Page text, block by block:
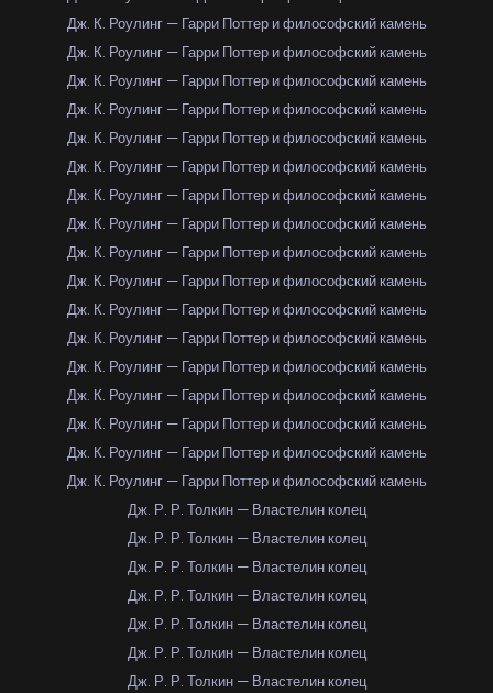
Дж. К. Роулинг — Гарри Поттер и философский камень
Дж. К. Роулинг — Гарри Поттер и философский камень
Дж. К. Роулинг — Гарри Поттер и философский камень
Дж. К. Роулинг — Гарри Поттер и философский камень
Дж. К. Роулинг — Гарри Поттер и философский камень
Дж. К. Роулинг — Гарри Поттер и философский камень
Дж. К. Роулинг — Гарри Поттер и философский камень
Дж. К. Роулинг — Гарри Поттер и философский камень
Дж. К. Роулинг — Гарри Поттер и философский камень
Дж. К. Роулинг — Гарри Поттер и философский камень
Дж. К. Роулинг — Гарри Поттер и философский камень
Дж. К. Роулинг — Гарри Поттер и философский камень
Дж. К. Роулинг — Гарри Поттер и философский камень
Дж. К. Роулинг — Гарри Поттер и философский камень
Дж. К. Роулинг — Гарри Поттер и философский камень
Дж. К. Роулинг — Гарри Поттер и философский камень
Дж. К. Роулинг — Гарри Поттер и философский камень
Дж. Р. Р. Толкин — Властелин колец
Дж. Р. Р. Толкин — Властелин колец
Дж. Р. Р. Толкин — Властелин колец
Дж. Р. Р. Толкин — Властелин колец
Дж. Р. Р. Толкин — Властелин колец
Дж. Р. Р. Толкин — Властелин колец
Дж. Р. Р. Толкин — Властелин колец